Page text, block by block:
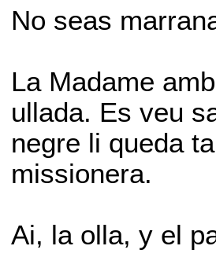
No seas
La Madame
ullada. Es veu
negre li queda
missionera.
Ai, la olla, y el